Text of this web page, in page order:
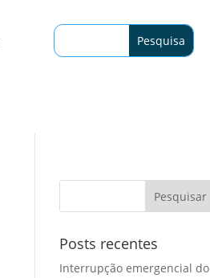
Posts recentes
Interrupção emergencial do